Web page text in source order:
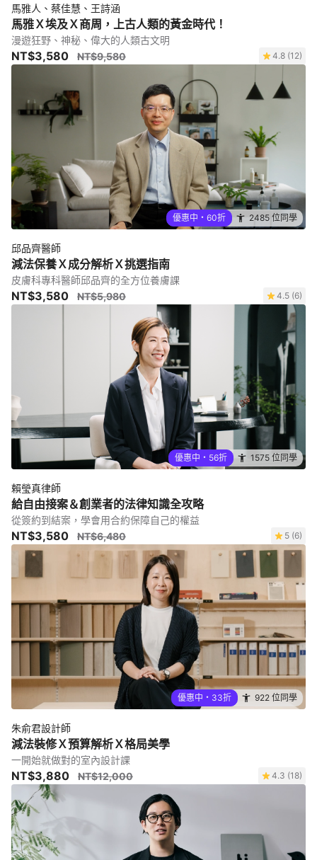
馬雅人、蔡佳慧、王詩涵
馬雅Ｘ埃及Ｘ商周，上古人類的黃金時代！
漫遊狂野、神秘、偉大的人類古文明
NT$3,580 NT$9,580 4.8 (12)
優惠中・60折 2485 位同學
邱品齊醫師
減法保養Ｘ成分解析Ｘ挑選指南
皮膚科專科醫師邱品齊的全方位養膚課
NT$3,580 NT$5,980 4.5 (6)
優惠中・56折 1575 位同學
賴瑩真律師
給自由接案＆創業者的法律知識全攻略
從簽約到結案，學會用合約保障自己的權益
NT$3,580 NT$6,480 5 (6)
優惠中・33折 922 位同學
朱俞君設計師
減法裝修Ｘ預算解析Ｘ格局美學
一開始就做對的室內設計課
NT$3,880 NT$12,000 4.3 (18)